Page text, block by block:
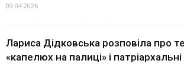
09.04.2026
Лариса Дідковська розповіла про
«капелюх на палиці» і